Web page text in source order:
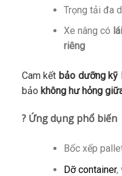
Trọng tải đa
Xe nâng có
riêng
Cam kết bảo dưỡng
bảo không hư hỏng
? Ứng dụng phổ biến
Bốc xếp
Dỡ container,